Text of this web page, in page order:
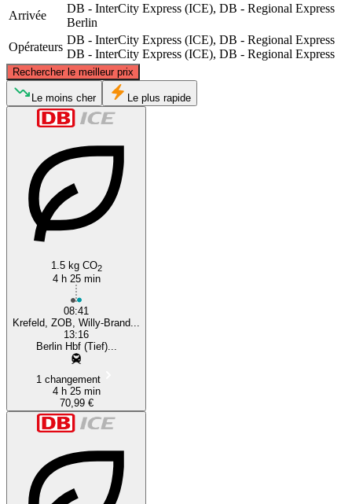
Arrivée
DB - InterCity Express (ICE), DB - Regional Express
Berlin
Opérateurs
DB - InterCity Express (ICE), DB - Regional Express
DB - InterCity Express (ICE), DB - Regional Express
Rechercher le meilleur prix
Krefeld
©CARTO, ©OpenStreetMapcontributors
Le moins cher Le plus rapide
1.5 kg CO2
4 h 25 min
08:41
Krefeld, ZOB, Willy-Brand...
13:16
Berlin Hbf (Tief)...
1 changement
4 h 25 min
70,99 €